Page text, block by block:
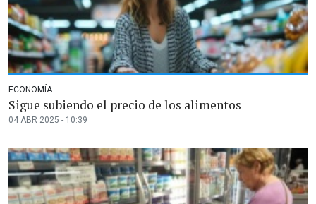
ECONOMÍA
Sigue subiendo el precio de los alimentos
04 ABR 2025 - 10:39